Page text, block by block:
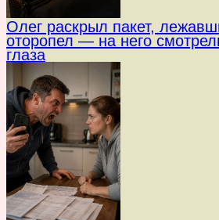
Олег раскрыл пакет,
оторопел — на него
глаза